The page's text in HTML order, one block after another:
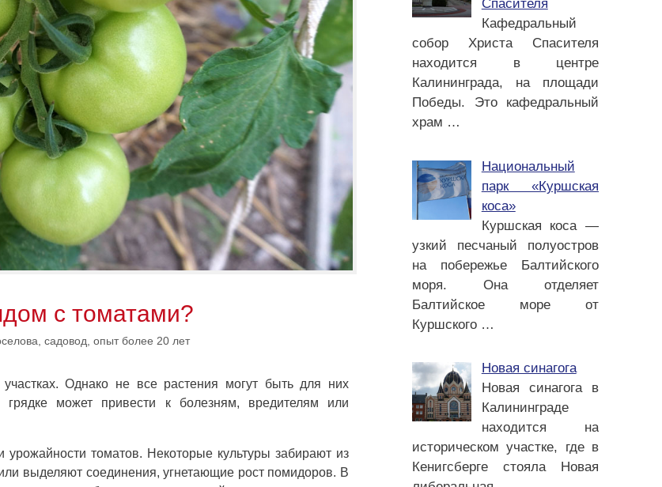
с томатами?
садовод, опыт более 20 лет
Однако не все растения могут быть для них
может привести к болезням, вредителям или
томатов. Некоторые культуры забирают из
выделяют соединения, угнетающие рост помидоров. В
Спасителя
Кафедральный
собор Христа Спасителя
находится в центре
Калининграда, на площади
Победы. Это кафедральный
храм …
Национальный
парк «Куршская
коса»
Куршская коса —
узкий песчаный полуостров
на побережье Балтийского
моря. Она отделяет
Балтийское море от
Куршского …
Новая синагога
Новая синагога в
Калининграде
находится на
историческом участке, где в
Кенигсберге стояла Новая